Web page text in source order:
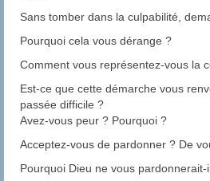
Sans tomber dans la culpabilité,
Pourquoi cela vous dérange ?
Comment vous représentez-vous la
Est-ce que cette démarche vous
passée difficile ?
Avez-vous peur ? Pourquoi ?
Acceptez-vous de pardonner ? De
Pourquoi Dieu ne vous pardonnerait-